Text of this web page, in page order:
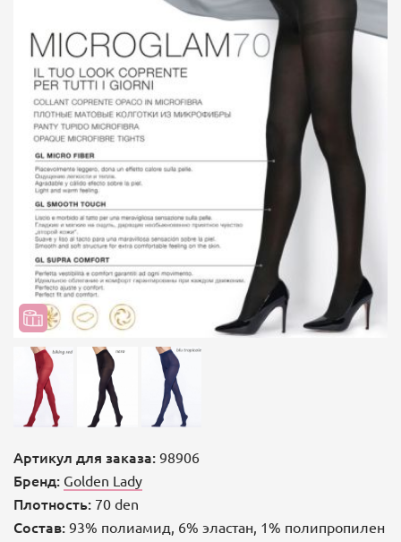
Артикул для заказа: 98906
Бренд: Golden Lady
Плотность: 70 den
Состав: 93% полиамид, 6% эластан, 1% полипропилен